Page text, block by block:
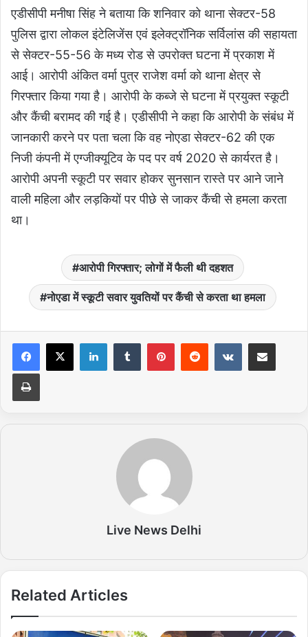
एडीसीपी मनीषा सिंह ने बताया कि शनिवार को थाना सेक्टर-58
पुलिस द्वारा लोकल इंटेलिजेंस एवं इलेक्ट्रॉनिक सर्विलांस की सहायता
से सेक्टर-55-56 के मध्य रोड से उपरोक्त घटना में प्रकाश में
आई। आरोपी अंकित वर्मा पुत्र राजेश वर्मा को थाना क्षेत्र से
गिरफ्तार किया गया है। आरोपी के कब्जे से घटना में प्रयुक्त स्कूटी
और कैंची बरामद की गई है। एडीसीपी ने कहा कि आरोपी के संबंध में
जानकारी करने पर पता चला कि वह नोएडा सेक्टर-62 की एक
निजी कंपनी में एग्जीक्यूटिव के पद पर वर्ष 2020 से कार्यरत है।
आरोपी अपनी स्कूटी पर सवार होकर सुनसान रास्ते पर आने जाने
वाली महिला और लड़कियों पर पीछे से जाकर कैंची से हमला करता
था।
आरोपी गिरफ्तार; लोगों में फैली थी दहशत
नोएडा में स्कूटी सवार युवतियों पर कैंची से करता था हमला
Live News Delhi
Related Articles